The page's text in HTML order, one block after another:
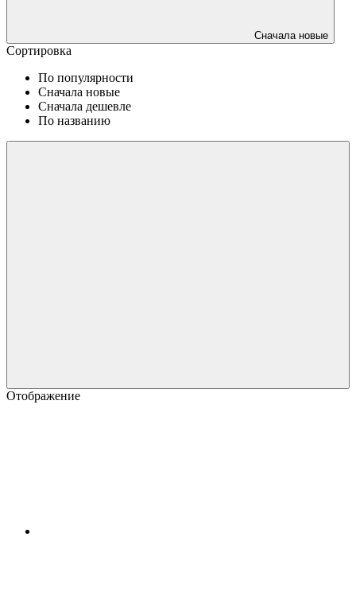
Сначала новые
Сортировка
По популярности
Сначала новые
Сначала дешевле
По названию
Отображение